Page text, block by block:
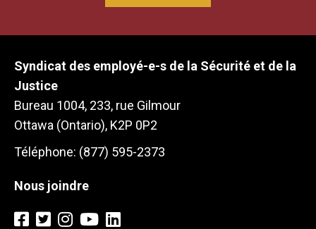
Syndicat des employé-e-s de la Sécurité et de la
Justice
Bureau 1004, 233, rue Gilmour
Ottawa (Ontario), K2P 0P2
Téléphone: (877) 595-2373
Nous joindre